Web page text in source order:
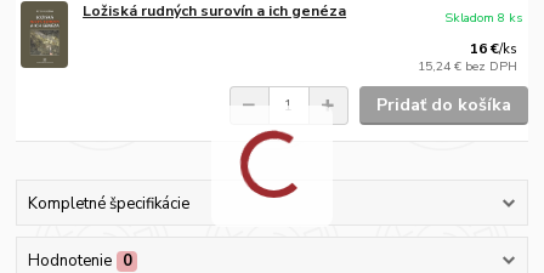
Ložiská rudných surovín a ich genéza
16 €/ks
15,24 € bez DPH
Skladom 8 ks
Pridať do košíka
Kompletné špecifikácie
Hodnotenie 0